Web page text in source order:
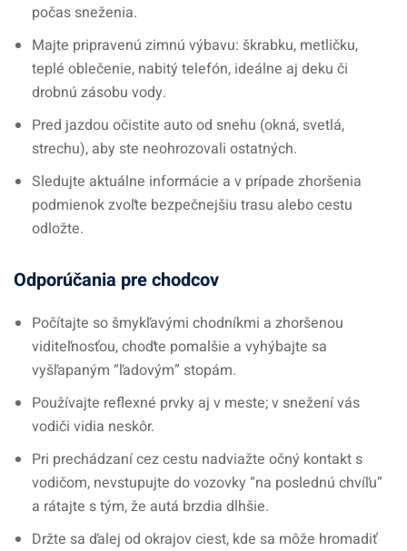
počas sneženia.
Majte pripravenú zimnú výbavu: škrabku, metličku,
teplé oblečenie, nabitý telefón, ideálne aj deku či
drobnú zásobu vody.
Pred jazdou očistite auto od snehu (okná, svetlá,
strechu), aby ste neohrozovali ostatných.
Sledujte aktuálne informácie a v prípade zhoršenia
podmienok zvoľte bezpečnejšiu trasu alebo cestu
odložte.
Odporúčania pre chodcov
Počítajte so šmykľavými chodníkmi a zhoršenou
viditeľnosťou, choďte pomalšie a vyhýbajte sa
vyšľapaným “ľadovým” stopám.
Používajte reflexné prvky aj v meste; v snežení vás
vodiči vidia neskôr.
Pri prechádzaní cez cestu nadviažte očný kontakt s
vodičom, nevstupujte do vozovky “na poslednú chvíľu”
a rátajte s tým, že autá brzdia dlhšie.
Držte sa ďalej od okrajov ciest, kde sa môže hromadiť